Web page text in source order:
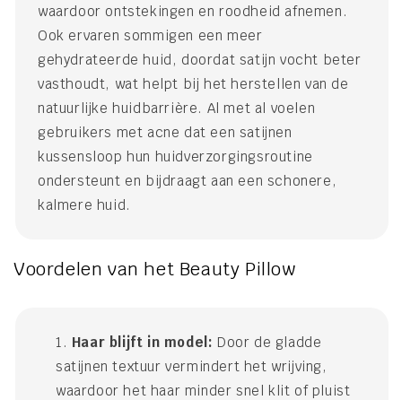
waardoor ontstekingen en roodheid afnemen.
Ook ervaren sommigen een meer
gehydrateerde huid, doordat satijn vocht beter
vasthoudt, wat helpt bij het herstellen van de
natuurlijke huidbarrière. Al met al voelen
gebruikers met acne dat een satijnen
kussensloop hun huidverzorgingsroutine
ondersteunt en bijdraagt aan een schonere,
kalmere huid.
Voordelen van het Beauty Pillow
Haar blijft in model: Door de gladde
satijnen textuur vermindert het wrijving,
waardoor het haar minder snel klit of pluist